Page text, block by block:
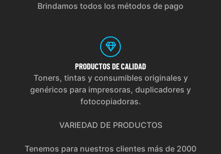
Brindamos todos los métodos de pago
PRODUCTOS DE CALIDAD
Toners, tintas y consumibles originales y
genéricos para impresoras, duplicadores y
fotocopiadoras.
VARIEDAD DE PRODUCTOS
Tenemos para nuestros clientes más de 2000